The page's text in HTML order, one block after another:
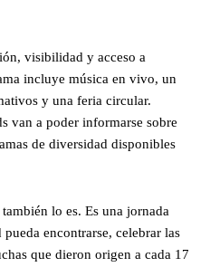
visibilidad y acceso a
incluye música en vivo, un
y una feria circular.
van a poder informarse sobre
de diversidad disponibles
lo es. Es una jornada
encontrarse, celebrar las
que dieron origen a cada 17